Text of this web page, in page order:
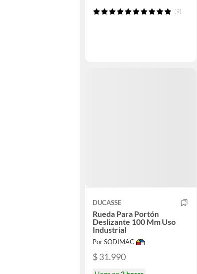
(9)
DUCASSE
Rueda Para Portón
Deslizante 100 Mm Uso
Industrial
Por SODIMAC
$ 31.990